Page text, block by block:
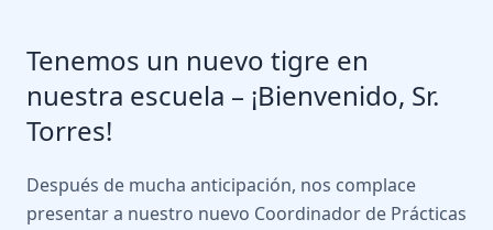
Tenemos un nuevo tigre en
nuestra escuela – ¡Bienvenido, Sr.
Torres!
Después de mucha anticipación, nos complace
presentar a nuestro nuevo Coordinador de Prácticas